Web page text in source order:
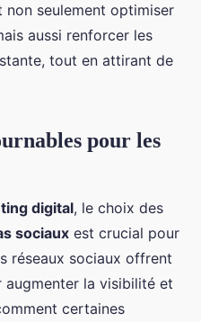
seulement optimiser
aussi renforcer les
tout en attirant de
pour les
digital, le choix des
sociaux est crucial pour
réseaux sociaux offrent
la visibilité et
certaines